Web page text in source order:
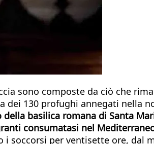
sono composte da ciò che
130 profughi annegati nella
basilica romana di Santa
consumatasi nel
soccorsi per ventisette ore, dal